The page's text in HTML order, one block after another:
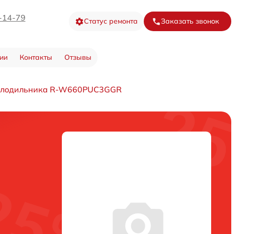
14-79 Статус ремонта Заказать звонок
Контакты Отзывы
R-W660PUC3GGR